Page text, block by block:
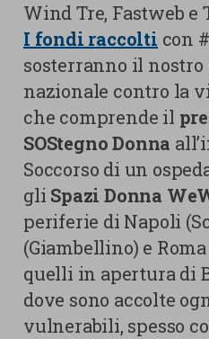
Wind Tre, Fastweb e
I fondi raccolti con
sosterranno il
nazionale contro la
che comprende il
SOStegno Donna
Soccorso di un
gli Spazi Donna
periferie di Napoli
(Giambellino) e
quelli in apertura di
dove sono accolte
vulnerabili, spesso